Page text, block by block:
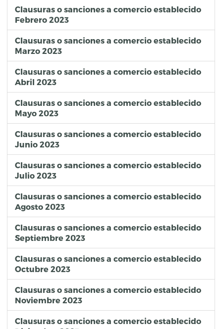
Clausuras o sanciones a comercio establecido
Febrero 2023
Clausuras o sanciones a comercio establecido
Marzo 2023
Clausuras o sanciones a comercio establecido
Abril 2023
Clausuras o sanciones a comercio establecido
Mayo 2023
Clausuras o sanciones a comercio establecido
Junio 2023
Clausuras o sanciones a comercio establecido
Julio 2023
Clausuras o sanciones a comercio establecido
Agosto 2023
Clausuras o sanciones a comercio establecido
Septiembre 2023
Clausuras o sanciones a comercio establecido
Octubre 2023
Clausuras o sanciones a comercio establecido
Noviembre 2023
Clausuras o sanciones a comercio establecido